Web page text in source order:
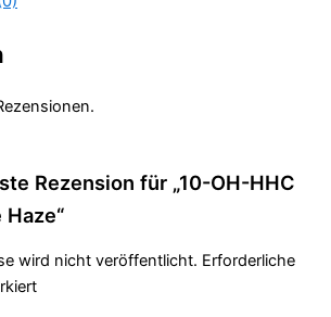
Rezension für „10-OH-HHC
wird nicht veröffentlicht. Erforderliche